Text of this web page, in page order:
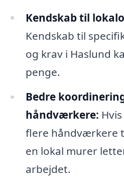
Kendskab til
Kendskab til
og krav i Haslund
penge.
Bedre
håndværkere:
flere håndværkere
en lokal murer
arbejdet.